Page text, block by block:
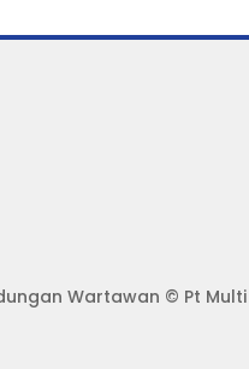
Wartawan © Pt